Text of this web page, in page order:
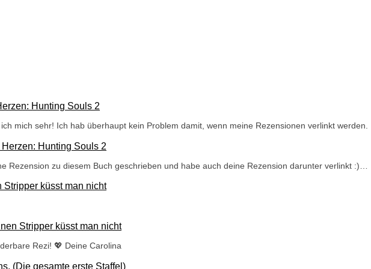
Hunting Souls 2
mich sehr! Ich hab überhaupt kein Problem damit, wenn meine Rezensionen verlinkt
Hunting Souls 2
Rezension zu diesem Buch geschrieben und habe auch deine Rezension darunter verlinkt :)…
küsst man nicht
Stripper küsst man nicht
Rezi! 💖 Deine Carolina
(Die gesamte erste Staffel)